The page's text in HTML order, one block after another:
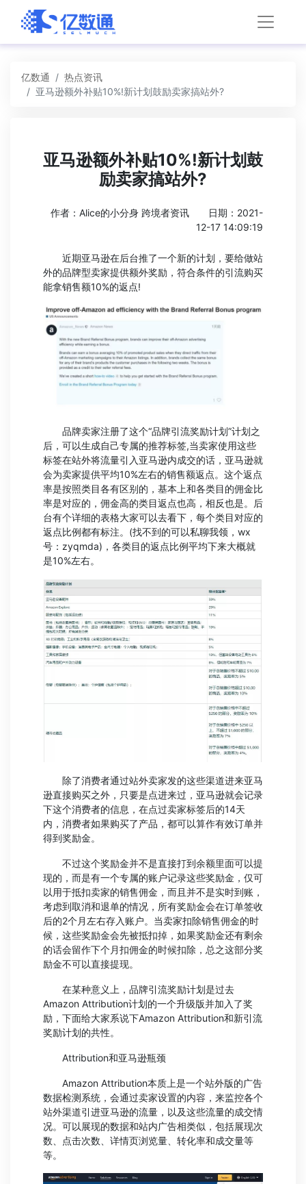
亿数通
热点资讯
亚马逊额外补贴10%!新计划鼓励卖家搞站外?
亚马逊额外补贴10%!新计划鼓
励卖家搞站外?
作者：Alice的小分身 跨境者资讯
日期：2021-
12-17 14:09:19
近期亚马逊在后台推了一个新的计划，要给做站
外的品牌型卖家提供额外奖励，符合条件的引流购买
能拿销售额10%的返点!
品牌卖家注册了这个“品牌引流奖励计划”计划之
后，可以生成自己专属的推荐标签,当卖家使用这些
标签在站外将流量引入亚马逊内成交的话，亚马逊就
会为卖家提供平均10%左右的销售额返点。这个返点
率是按照类目各有区别的，基本上和各类目的佣金比
率是对应的，佣金高的类目返点也高，相反也是。后
台有个详细的表格大家可以去看下，每个类目对应的
返点比例都有标注。(找不到的可以私聊我领，wx
号：zyqmda)，各类目的返点比例平均下来大概就
是10%左右。
除了消费者通过站外卖家发的这些渠道进来亚马
逊直接购买之外，只要是点进来过，亚马逊就会记录
下这个消费者的信息，在点过卖家标签后的14天
内，消费者如果购买了产品，都可以算作有效订单并
得到奖励金。
不过这个奖励金并不是直接打到余额里面可以提
现的，而是有一个专属的账户记录这些奖励金，仅可
以用于抵扣卖家的销售佣金，而且并不是实时到账，
考虑到取消和退单的情况，所有奖励金会在订单签收
后的2个月左右存入账户。当卖家扣除销售佣金的时
候，这些奖励金会先被抵扣掉，如果奖励金还有剩余
的话会留作下个月扣佣金的时候扣除，总之这部分奖
励金不可以直接提现。
在某种意义上，品牌引流奖励计划是过去
Amazon Attribution计划的一个升级版并加入了奖
励，下面给大家系说下Amazon Attribution和新引流
奖励计划的共性。
Attribution和亚马逊瓶颈
Amazon Attribution本质上是一个站外版的广告
数据检测系统，会通过卖家设置的内容，来监控各个
站外渠道引进亚马逊的流量，以及这些流量的成交情
况。可以展现的数据和站内广告相类似，包括展现次
数、点击次数、详情页浏览量、转化率和成交量等
等。